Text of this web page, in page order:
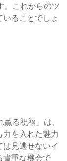
。これからのツ
ることでしょ
る祝福」は、
を入れた魅力
見逃せないイ
貴重な機会で